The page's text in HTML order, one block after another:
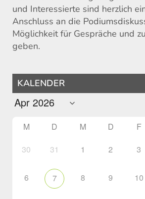
und Interessierte sind herzlich
Anschluss an die
Möglichkeit für Gespräche und
geben.
KALENDER
M D M D F
30 31 1 2 3
6 7 8 9 10